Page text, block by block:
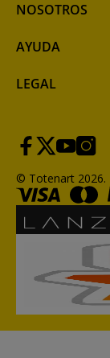
NOSOTROS
AYUDA
LEGAL
© Totenart 2026.